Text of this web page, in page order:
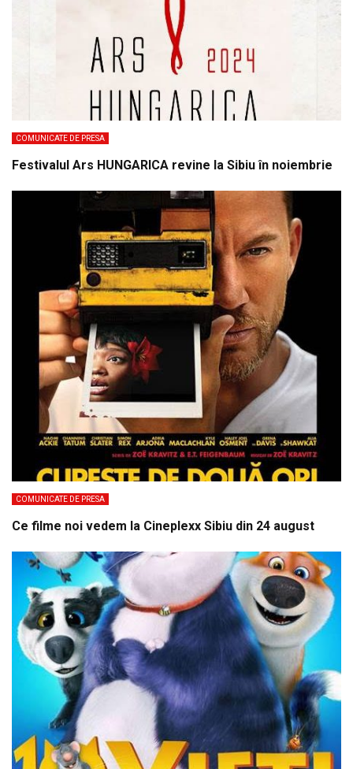
COMUNICATE DE PRESA
Festivalul Ars HUNGARICA revine la Sibiu în noiembrie
COMUNICATE DE PRESA
Ce filme noi vedem la Cineplexx Sibiu din 24 august